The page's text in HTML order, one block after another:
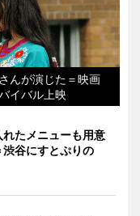
んが演じた＝映画
イバル上映
たメニューも用意
谷にすとぷりの